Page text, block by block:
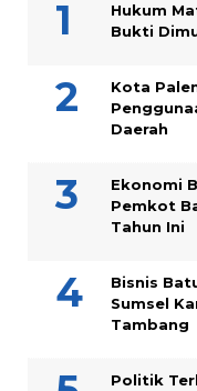
Hukum
Bukti
Kota
Daerah
Ekonomi
Pemkot
Tahun Ini
Bisnis
Sumsel
Tambang
Politik